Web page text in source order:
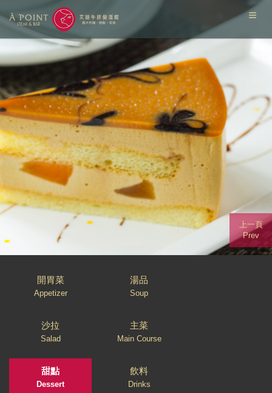
開胃菜
Appetizer
湯品
Soup
沙拉
Salad
主菜
Main Course
甜點
Dessert
飲料
Drinks
上一頁
Prev